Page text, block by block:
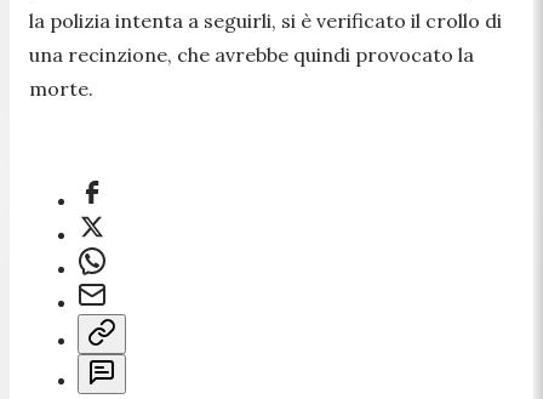
la polizia intenta a seguirli, si è verificato il crollo di
una recinzione, che avrebbe quindi provocato la
morte.